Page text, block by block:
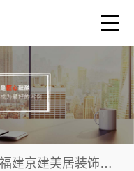
福建京建美居装饰工程有限公司